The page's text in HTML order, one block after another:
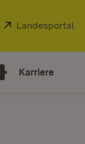
Extern:
Landesportal
Karriere